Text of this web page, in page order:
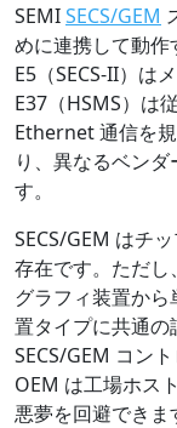
SEMISECS/GEM
めに連携して動
E5（SECS-II）は
E37（HSMS）は
Ethernet 通信を
り、異なるベン
す。
SECS/GEM はチ
存在です。ただし
グラフィ装置か
置タイプに共通の
SECS/GEM コン
OEM は工場ホス
悪夢を回避できま